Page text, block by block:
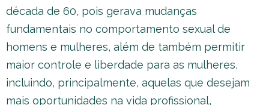
década de 60, pois gerava mudanças
fundamentais no comportamento sexual de
homens e mulheres, além de também permitir
maior controle e liberdade para as mulheres,
incluindo, principalmente, aquelas que desejam
mais oportunidades na vida profissional,